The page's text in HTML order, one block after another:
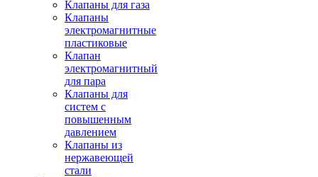
Клапаны для газа
Клапаны
электромагнитные
пластиковые
Клапан
электромагнитный
для пара
Клапаны для
систем с
повышенным
давлением
Клапаны из
нержавеющей
стали